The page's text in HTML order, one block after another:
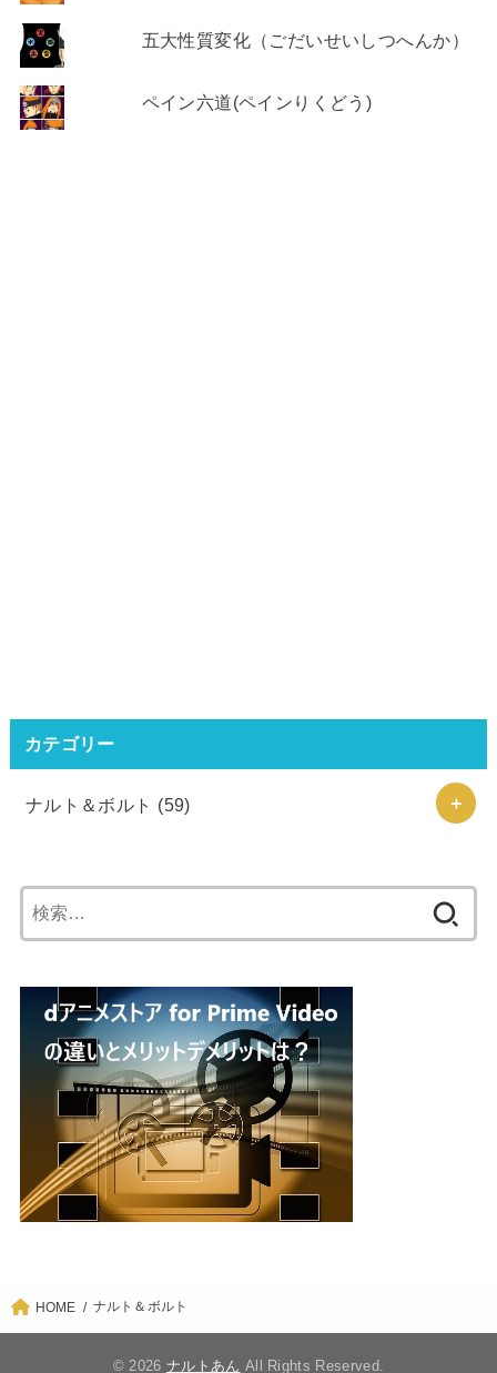
五大性質変化（ごだいせいしつへんか）
ペイン六道(ペインりくどう)
カテゴリー
ナルト＆ボルト (59)
索:
HOME ナルト＆ボルト
© 2026 ナルトあん All Rights Reserved.